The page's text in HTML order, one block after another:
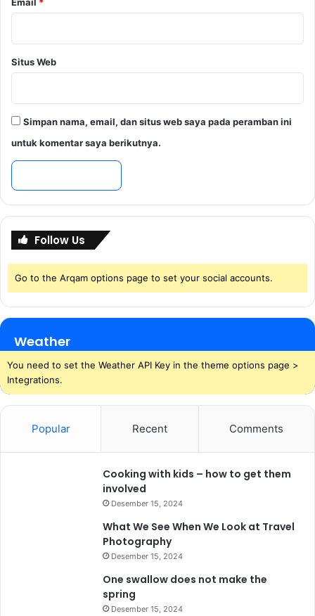
k
n
a
P
r
s
n
i
Situs Web
Simpan nama, email, dan situs web saya pada peramban ini
untuk komentar saya berikutnya.
Follow Us
Go to the Arqam options page to set your social accounts.
Weather
You need to set the Weather API Key in the theme options page >
Integrations.
Popular Recent Comments
Cooking with kids – how to get them
involved
Desember 15, 2024
What We See When We Look at Travel
Photography
Desember 15, 2024
One swallow does not make the
spring
Desember 15, 2024